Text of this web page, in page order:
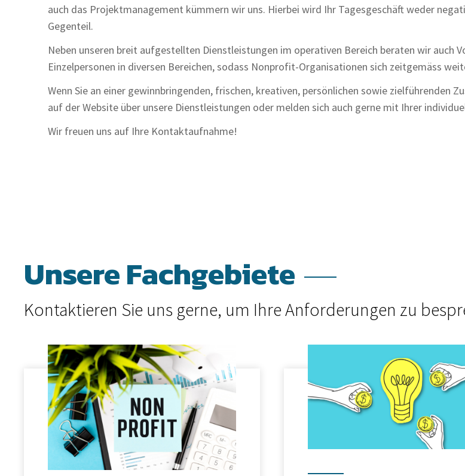
auch das Projektmanagement kümmern wir uns. Hierbei wird Ihr Tagesgeschäft weder
Gegenteil.
Neben unseren breit aufgestellten Dienstleistungen im operativen Bereich beraten wir auch
Einzelpersonen in diversen Bereichen, sodass Nonprofit-Organisationen sich zeitgemäss
Wenn Sie an einer gewinnbringenden, frischen, kreativen, persönlichen sowie zielführenden
auf der Website über unsere Dienstleistungen oder melden sich auch gerne mit Ihrer
Wir freuen uns auf Ihre Kontaktaufnahme!
Unsere Fachgebiete
Kontaktieren Sie uns gerne, um Ihre Anforderungen zu